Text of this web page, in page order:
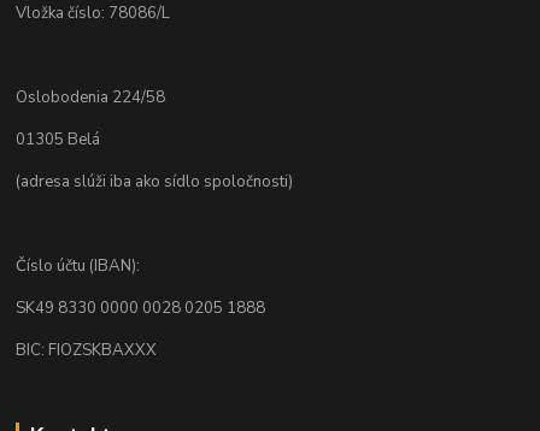
Vložka číslo: 78086/L
Oslobodenia 224/58
01305 Belá
(adresa slúži iba ako sídlo spoločnosti)
Číslo účtu (IBAN):
SK49 8330 0000 0028 0205 1888
BIC: FIOZSKBAXXX